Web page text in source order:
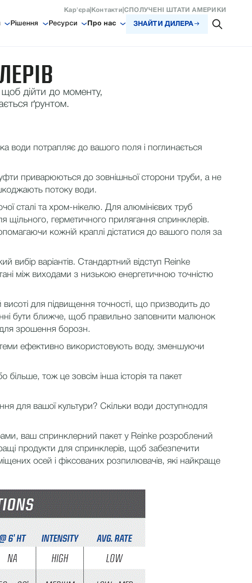
Кар'єра| Контакти СПОЛУЧЕНІ ШТАТИ АМЕРИКИ
Рішення Ресурси Про нас ЗНАЙТИ ДИЛЕРА
дійти до моменту,
ґрунтом.
води потрапляє до вашого поля і поглинається
приварюються до зовнішньої сторони труби, а не
потоку води.
сталі та хром-нікелю. Для алюмінієвих труб
щільного, герметичного прилягання спринклерів.
кожній краплі дістатися до вашого поля за
варіантів. Стандартний відступ Reinke
між виходами з низькою енергетичною точністю
для підвищення точності, що призводить до
бути ближче, щоб правильно заповнити малюнок
зрошення борозн.
ефективно використовують воду, зменшуючи
тож це зовсім інша історія та пакет
для вашої культури? Скільки води доступнодля
ваш спринклерний пакет у Reinke розроблений
продукти для спринклерів, щоб забезпечити
осей і фіксованих розпилювачів, які найкраще